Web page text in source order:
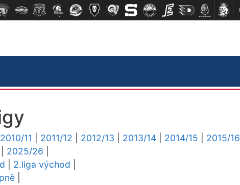
2010/11 2011/12 2012/13 2013/14 2014/15 2015/16
2025/26
2.liga východ